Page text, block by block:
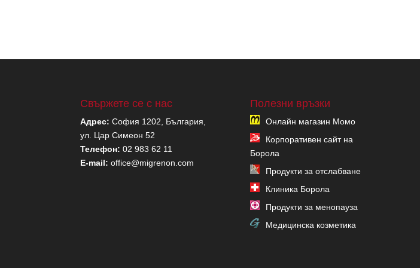
Свържете се с нас
Адрес: София 1202, България,
ул. Цар Симеон 52
Телефон: 02 983 62 11
E-mail: office@migrenon.com
Полезни връзки
Онлайн магазин Момо
Корпоративен сайт на
Борола
Продукти за отслабване
Клиника Борола
Продукти за менопауза
Медицинска козметика